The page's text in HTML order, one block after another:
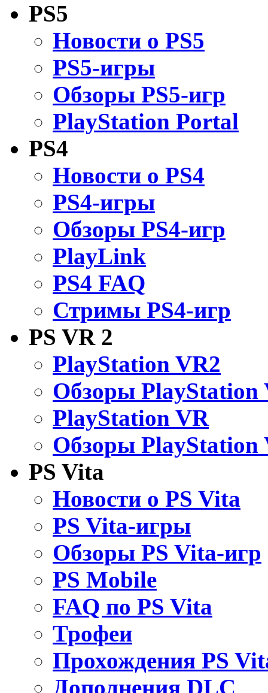
PS5
Новости о PS5
PS5-игры
Обзоры PS5-игр
PlayStation Portal
PS4
Новости о PS4
PS4-игры
Обзоры PS4-игр
PlayLink
PS4 FAQ
Стримы PS4-игр
PS VR 2
PlayStation VR2
Обзоры PlayStation
PlayStation VR
Обзоры PlayStation
PS Vita
Новости о PS Vita
PS Vita-игры
Обзоры PS Vita-игр
PS Mobile
FAQ по PS Vita
Трофеи
Прохождения PS
Дополнения DLC